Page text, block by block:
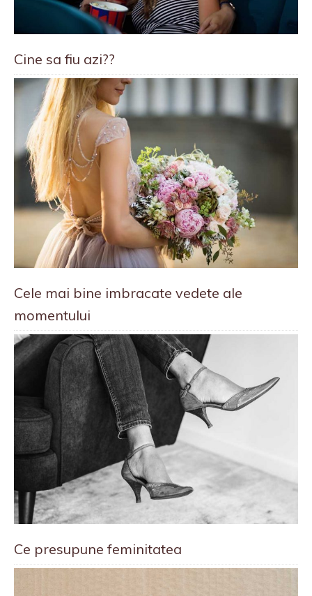
Cine sa fiu azi??
Cele mai bine imbracate vedete ale
momentului
Ce presupune feminitatea